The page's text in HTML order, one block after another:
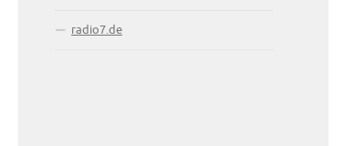
radio7.de